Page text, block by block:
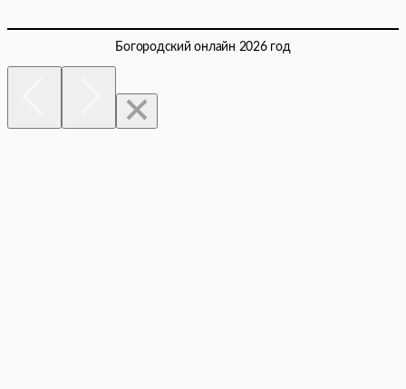
Богородский онлайн 2026 год